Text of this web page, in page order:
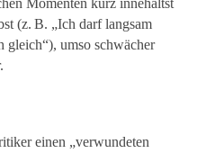
(z. B. „Ich darf langsam
gleich“), umso schwächer
einen „verwundeten